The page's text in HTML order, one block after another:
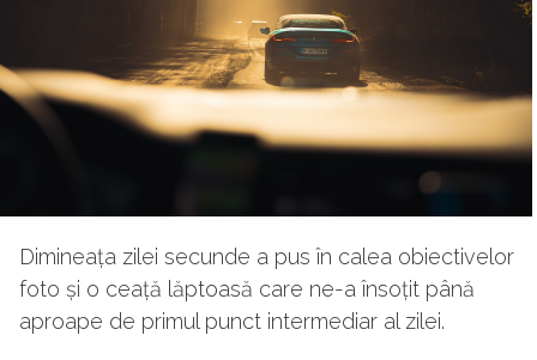
Dimineața zilei secunde a pus în calea obiectivelor
foto și o ceață lăptoasă care ne-a însoțit până
aproape de primul punct intermediar al zilei.